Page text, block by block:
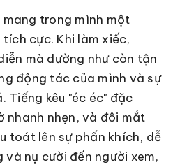
mang trong mình một
cực. Khi làm xiếc,
mà dường như còn tận
động tác của mình và sự
Tiếng kêu "éc éc" đặc
nhanh nhẹn, và đôi mắt
toát lên sự phấn khích, dễ
nụ cười đến người xem,